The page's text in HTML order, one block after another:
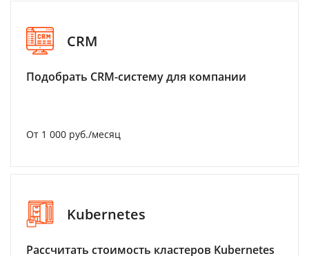
CRM
Подобрать CRM-систему для компании
От 1 000 руб./месяц
Kubernetes
Рассчитать стоимость кластеров Kubernetes